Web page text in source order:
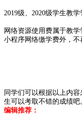
2019级、2020级学生教
网络资源使用费属于教
小程序网络缴学费外，不
同学们可以根据以上内容
生可以考取不错的成绩吧
编辑推荐：